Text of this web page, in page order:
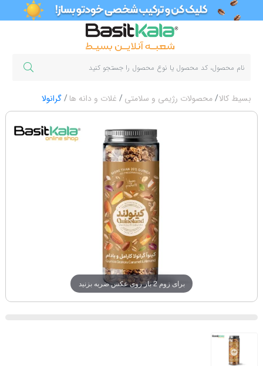
بسیط کالا محصولات رژیمی و سلامتی غلات و دانه ها گرانولا
برای زوم 2 بار روی عکس ضربه بزنید